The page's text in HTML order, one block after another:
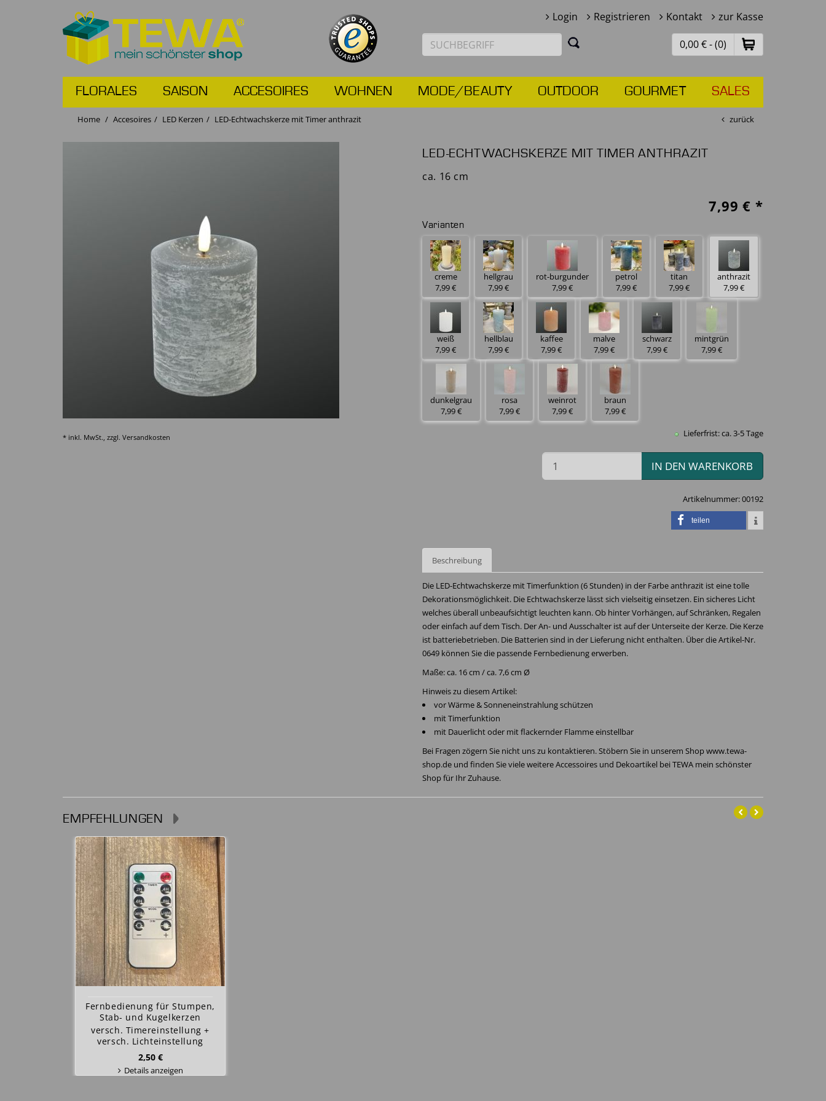
Login Registrieren Kontakt zur Kasse
0,00 € - (0)
FLORALES SAISON ACCESOIRES WOHNEN MODE/BEAUTY OUTDOOR GOURMET SALES
Home Accesoires LED Kerzen LED-Echtwachskerze mit Timer anthrazit zurück
* inkl. MwSt., zzgl. Versandkosten
LED-ECHTWACHSKERZE MIT TIMER ANTHRAZIT
ca. 16 cm
7,99 € *
Varianten
creme
7,99 €
hellgrau
7,99 €
rot-burgunder
7,99 €
petrol
7,99 €
titan
7,99 €
anthrazit
7,99 €
weiß
7,99 €
hellblau
7,99 €
kaffee
7,99 €
malve
7,99 €
schwarz
7,99 €
mintgrün
7,99 €
dunkelgrau
7,99 €
rosa
7,99 €
weinrot
7,99 €
braun
7,99 €
Lieferfrist: ca. 3-5 Tage
IN DEN WARENKORB
Artikelnummer:00192
teilen
Beschreibung
Die LED-Echtwachskerze mit Timerfunktion (6 Stunden) in der Farbe anthrazit ist eine tolle
Dekorationsmöglichkeit. Die Echtwachskerze lässt sich vielseitig einsetzen. Ein sicheres Licht
welches überall unbeaufsichtigt leuchten kann. Ob hinter Vorhängen, auf Schränken, Regalen
oder einfach auf dem Tisch. Der An- und Ausschalter ist auf der Unterseite der Kerze. Die Kerze
ist batteriebetrieben. Die Batterien sind in der Lieferung nicht enthalten. Über die Artikel-Nr.
0649 können Sie die passende Fernbedienung erwerben.
Maße: ca. 16 cm / ca. 7,6 cm Ø
Hinweis zu diesem Artikel:
vor Wärme & Sonneneinstrahlung schützen
mit Timerfunktion
mit Dauerlicht oder mit flackernder Flamme einstellbar
Bei Fragen zögern Sie nicht uns zu kontaktieren. Stöbern Sie in unserem Shop www.tewa-
shop.de und finden Sie viele weitere Accessoires und Dekoartikel bei TEWA mein schönster
Shop für Ihr Zuhause.
EMPFEHLUNGEN
Fernbedienung für Stumpen,
Stab- und Kugelkerzen
versch. Timereinstellung +
versch. Lichteinstellung
2,50 €
Details anzeigen